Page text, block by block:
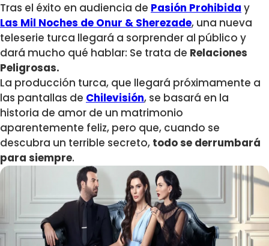
Tras el éxito en audiencia de Pasión Prohibida y
Las Mil Noches de Onur & Sherezade, una nueva
teleserie turca llegará a sorprender al público y
dará mucho qué hablar: Se trata de Relaciones
Peligrosas.
La producción turca, que llegará próximamente a
las pantallas de Chilevisión, se basará en la
historia de amor de un matrimonio
aparentemente feliz, pero que, cuando se
descubra un terrible secreto, todo se derrumbará
para siempre.